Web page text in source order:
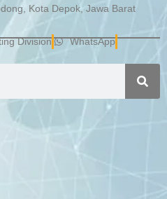
Kota Depok, Jawa Barat
Division
WhatsApp